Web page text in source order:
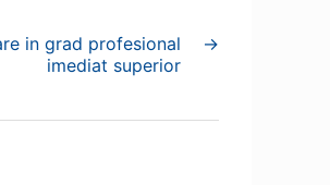
→
in grad profesional
imediat superior